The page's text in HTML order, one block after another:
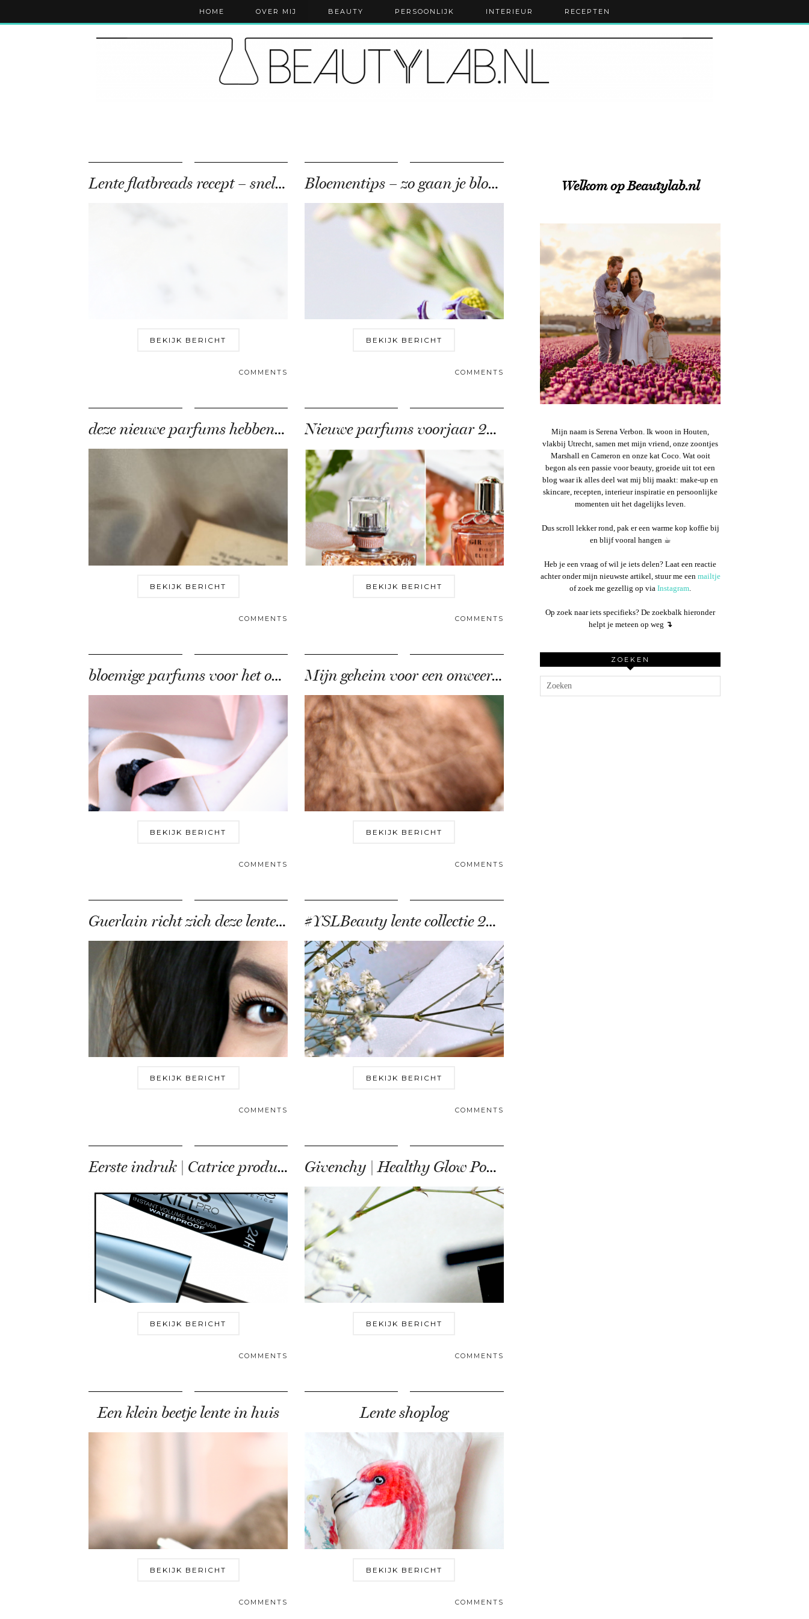
HOME OVER MIJ BEAUTY PERSOONLIJK INTERIEUR RECEPTEN
Lente flatbreads recept – snel & makkelijk
BEKIJK BERICHT
COMMENTS
Bloementips – zo gaan je bloemen veel langer mee
BEKIJK BERICHT
COMMENTS
deze nieuwe parfums hebben een geheim ingrediënt …
BEKIJK BERICHT
COMMENTS
Nieuwe parfums voorjaar 2019
BEKIJK BERICHT
COMMENTS
bloemige parfums voor het optimale lentegevoel!
BEKIJK BERICHT
COMMENTS
Mijn geheim voor een onweerstaanbaar zachte huid
BEKIJK BERICHT
COMMENTS
Guerlain richt zich deze lente op Korean-style strobing
BEKIJK BERICHT
COMMENTS
#YSLBeauty lente collectie 2018 review & swatches
BEKIJK BERICHT
COMMENTS
Eerste indruk | Catrice producten voorjaar ’18
BEKIJK BERICHT
COMMENTS
Givenchy | Healthy Glow Powder floral edition 2017
BEKIJK BERICHT
COMMENTS
Een klein beetje lente in huis
BEKIJK BERICHT
COMMENTS
Lente shoplog
BEKIJK BERICHT
COMMENTS
Welkom op Beautylab.nl
Mijn naam is Serena Verbon. Ik woon in Houten,
vlakbij Utrecht, samen met mijn vriend, onze zoontjes
Marshall en Cameron en onze kat Coco. Wat ooit
begon als een passie voor beauty, groeide uit tot een
blog waar ik alles deel wat mij blij maakt: make-up en
skincare, recepten, interieur inspiratie en persoonlijke
momenten uit het dagelijks leven.
Dus scroll lekker rond, pak er een warme kop koffie bij
en blijf vooral hangen ☕︎
Heb je een vraag of wil je iets delen? Laat een reactie
achter onder mijn nieuwste artikel, stuur me een mailtje
of zoek me gezellig op via Instagram.
Op zoek naar iets specifieks? De zoekbalk hieronder
helpt je meteen op weg ↴
ZOEKEN